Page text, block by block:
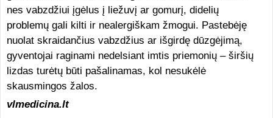
nes vabzdžiui įgėlus į liežuvį ar gomurį, didelių
problemų gali kilti ir nealergiškam žmogui. Pastebėję
nuolat skraidančius vabzdžius ar išgirdę dūzgėjimą,
gyventojai raginami nedelsiant imtis priemonių – širšių
lizdas turėtų būti pašalinamas, kol nesukėlė
skausmingos žalos.
vlmedicina.lt